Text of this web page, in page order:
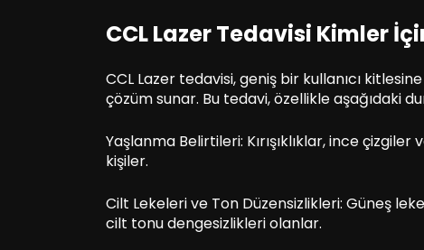
CCL Lazer Tedavisi Kimler
CCL Lazer tedavisi, geniş bir kullanıcı
çözüm sunar. Bu tedavi, özellikle aşağıdaki
Yaşlanma Belirtileri: Kırışıklıklar, ince
kişiler.
Cilt Lekeleri ve Ton Düzensizlikleri: Güneş
cilt tonu dengesizlikleri olanlar.